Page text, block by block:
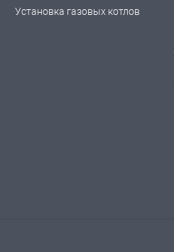
Установка газовых котлов